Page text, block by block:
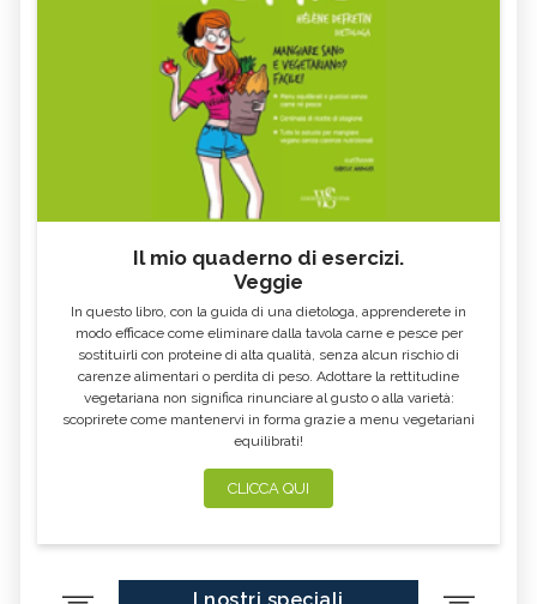
Il mio quaderno di esercizi.
Veggie
In questo libro, con la guida di una dietologa, apprenderete in
modo efficace come eliminare dalla tavola carne e pesce per
sostituirli con proteine di alta qualità, senza alcun rischio di
carenze alimentari o perdita di peso. Adottare la rettitudine
vegetariana non significa rinunciare al gusto o alla varietà:
scoprirete come mantenervi in forma grazie a menu vegetariani
equilibrati!
CLICCA QUI
I nostri speciali